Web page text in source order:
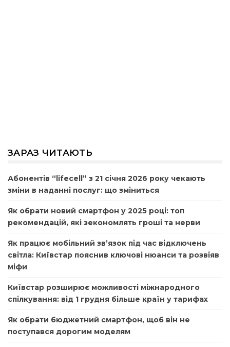
ЗАРАЗ ЧИТАЮТЬ
Абонентів “lifecell” з 21 січня 2026 року чекають
зміни в наданні послуг: що зміниться
Як обрати новий смартфон у 2025 році: топ
рекомендацій, які зекономлять гроші та нерви
Як працює мобільний зв’язок під час відключень
світла: Київстар пояснив ключові нюанси та розвіяв
міфи
Київстар розширює можливості міжнародного
спілкування: від 1 грудня більше країн у тарифах
Як обрати бюджетний смартфон, щоб він не
поступався дорогим моделям